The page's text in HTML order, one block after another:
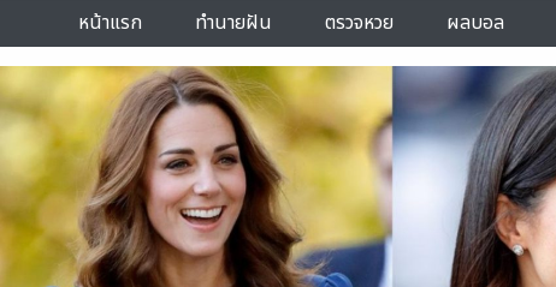
หน้าแรก
ทำนายฝัน ตรวจหวย ผลบอล